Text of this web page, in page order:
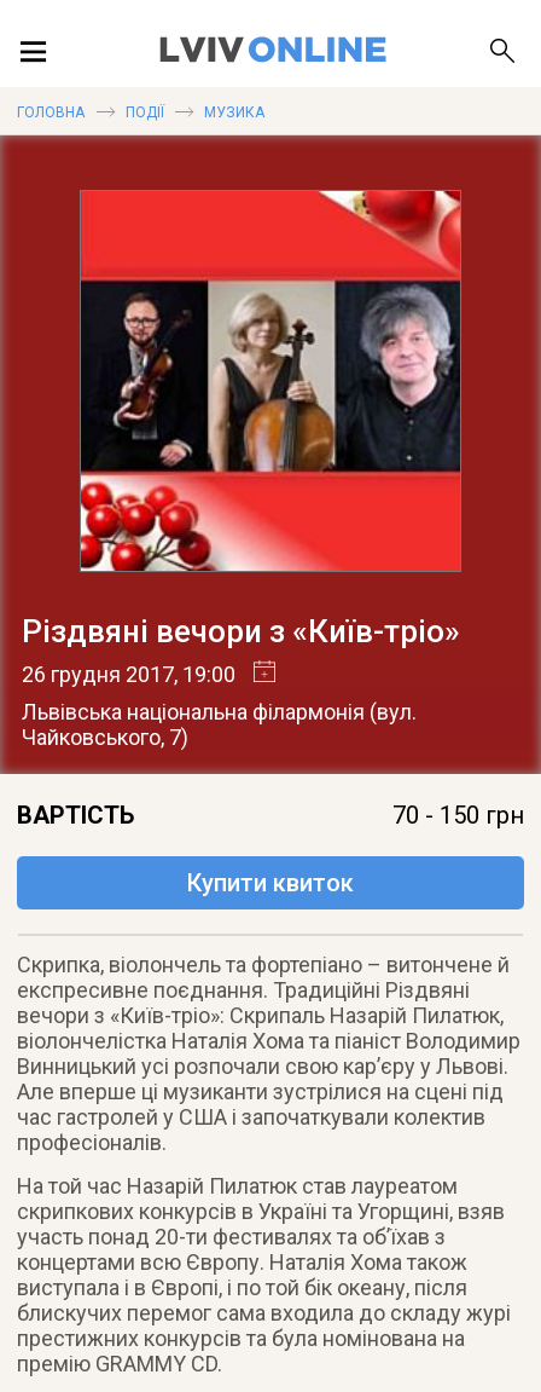
ПУБЛІКАЦІЇ
ДОВІДКА
ГОЛОВНА ПОДІЇ МУЗИКА
Різдвяні вечори з «Київ-тріо»
26 грудня 2017, 19:00
Львівська національна філармонія (вул.
Чайковського, 7)
ВАРТІСТЬ 70 - 150 грн
Купити квиток
Скрипка, віолончель та фортепіано – витончене й
експресивне поєднання. Традиційні Різдвяні
вечори з «Київ-тріо»: Скрипаль Назарій Пилатюк,
віолончелістка Наталія Хома та піаніст Володимир
Винницький усі розпочали свою кар’єру у Львові.
Але вперше ці музиканти зустрілися на сцені під
час гастролей у США і започаткували колектив
професіоналів.
На той час Назарій Пилатюк став лауреатом
скрипкових конкурсів в Україні та Угорщині, взяв
участь понад 20-ти фестивалях та об’їхав з
концертами всю Європу. Наталія Хома також
виступала і в Європі, і по той бік океану, після
блискучих перемог сама входила до складу журі
престижних конкурсів та була номінована на
премію GRAMMY CD.